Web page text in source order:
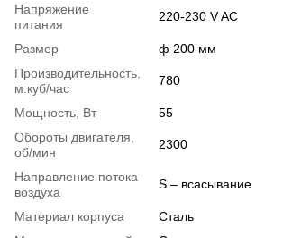
Напряжение
питания
220-230 V AC
Размер
ф 200 мм
Производительность,
м.куб/час
780
Мощность, Вт
55
Обороты двигателя,
об/мин
2300
Направление потока
воздуха
S – всасывание
Материал корпуса
Сталь